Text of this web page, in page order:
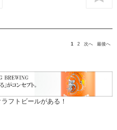
1 2 次へ 最後へ
フトビールがある！